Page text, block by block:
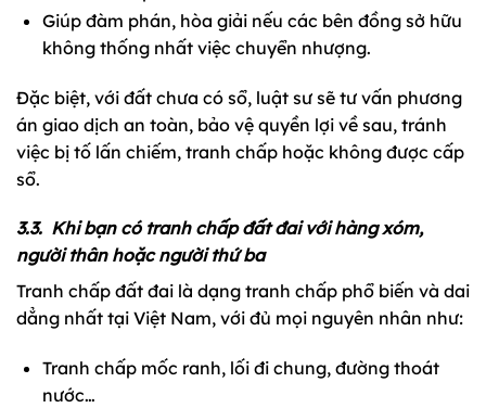
Giúp đàm phán, hòa giải nếu các bên đồng sở hữu
không thống nhất việc chuyển nhượng.
Đặc biệt, với đất chưa có sổ, luật sư sẽ tư vấn phương
án giao dịch an toàn, bảo vệ quyền lợi về sau, tránh
việc bị tố lấn chiếm, tranh chấp hoặc không được cấp
sổ.
3.3. Khi bạn có tranh chấp đất đai với hàng xóm,
người thân hoặc người thứ ba
Tranh chấp đất đai là dạng tranh chấp phổ biến và dai
dẳng nhất tại Việt Nam, với đủ mọi nguyên nhân như:
Tranh chấp mốc ranh, lối đi chung, đường thoát
nước…